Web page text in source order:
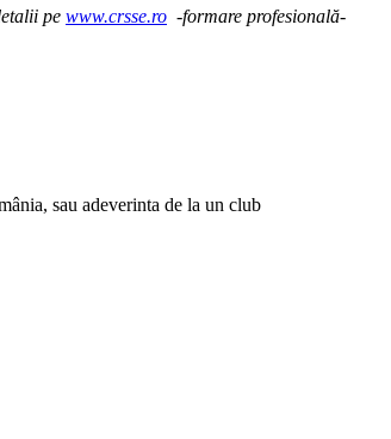
pe www.crsse.ro -formare profesională-
sau adeverinta de la un club